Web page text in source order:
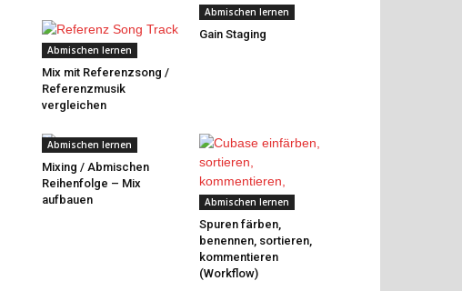
Abmischen lernen
Mix mit Referenzsong /
Referenzmusik
vergleichen
Abmischen lernen
Gain Staging
Abmischen lernen
Mixing / Abmischen
Reihenfolge – Mix
aufbauen
Abmischen lernen
Spuren färben,
benennen, sortieren,
kommentieren
(Workflow)